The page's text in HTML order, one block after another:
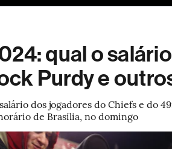
qual o
Purdy e
dos jogadores do Chiefs e do
de Brasília, no domingo